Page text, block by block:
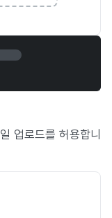
업로드를 허용합니